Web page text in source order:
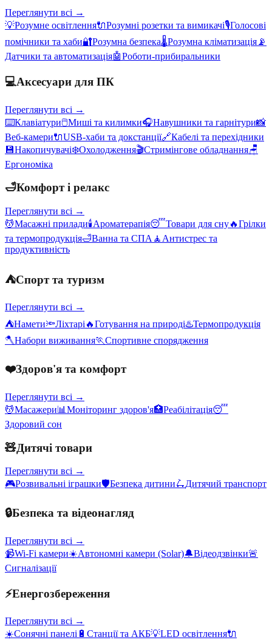
Переглянути всі →
💡Розумне освітлення🔌Розумні розетки та вимикачі🎙️Голосові
помічники та хаби🔐Розумна безпека🌡️Розумна кліматизація 📡
Датчики та автоматизація🤖Роботи-прибиральники
💻Аксесуари для ПК
Переглянути всі →
⌨️Клавіатури🖱️Миші та килимки🎧Навушники та гарнітури📸
Веб-камери🔌USB-хаби та докстанції🔗Кабелі та перехідники
💾Накопичувачі❄️Охолодження🎬Стримінгове обладнання🪑
Ергономіка
🛁Комфорт і релакс
Переглянути всі →
💆Масажні прилади🕯️Ароматерапія😴Товари для сну🔥Грілки
та термопродукція🛁Ванна та СПА 🧘 Антистрес та
продуктивність
⛺Спорт та туризм
Переглянути всі →
⛺Намети🔦Ліхтарі 🔥Готування на природі♨️Термопродукція
🪓Набори виживання🏃Спортивне спорядження
❤️Здоров'я та комфорт
Переглянути всі →
💆Масажери📊 Моніторинг здоров'я🏥Реабілітація😴
Здоровий сон
🧸Дитячі товари
Переглянути всі →
🎮Розвивальні іграшки🛡️Безпека дитини🛴Дитячий транспорт
🔒Безпека та відеонагляд
Переглянути всі →
📹Wi-Fi камери☀️Автономні камери (Solar)🔔Відеодзвінки🚨
Сигналізації
⚡Енергозбереження
Переглянути всі →
☀️Сонячні панелі 🔋 Станції та АКБ💡LED освітлення🔌